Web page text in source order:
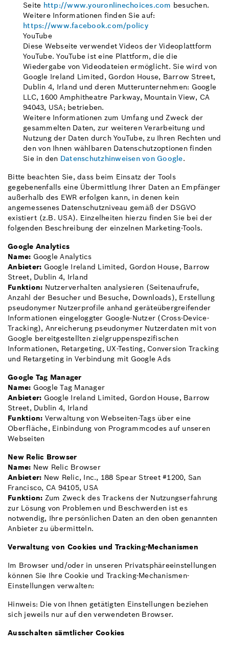
Seite http://www.youronlinechoices.com besuchen.
Weitere Informationen finden Sie auf:
https://www.facebook.com/policy
YouTube
Diese Webseite verwendet Videos der Videoplattform
YouTube. YouTube ist eine Plattform, die die
Wiedergabe von Videodateien ermöglicht. Sie wird von
Google Ireland Limited, Gordon House, Barrow Street,
Dublin 4, Irland und deren Mutterunternehmen: Google
LLC, 1600 Amphitheatre Parkway, Mountain View, CA
94043, USA; betrieben.
Weitere Informationen zum Umfang und Zweck der
gesammelten Daten, zur weiteren Verarbeitung und
Nutzung der Daten durch YouTube, zu Ihren Rechten und
den von Ihnen wählbaren Datenschutzoptionen finden
Sie in den Datenschutzhinweisen von Google.
Bitte beachten Sie, dass beim Einsatz der Tools
gegebenenfalls eine Übermittlung Ihrer Daten an Empfänger
außerhalb des EWR erfolgen kann, in denen kein
angemessenes Datenschutzniveau gemäß der DSGVO
existiert (z.B. USA). Einzelheiten hierzu finden Sie bei der
folgenden Beschreibung der einzelnen Marketing-Tools.
Google Analytics
Name: Google Analytics
Anbieter: Google Ireland Limited, Gordon House, Barrow
Street, Dublin 4, Irland
Funktion: Nutzerverhalten analysieren (Seitenaufrufe,
Anzahl der Besucher und Besuche, Downloads), Erstellung
pseudonymer Nutzerprofile anhand geräteübergreifender
Informationen eingeloggter Google-Nutzer (Cross-Device-
Tracking), Anreicherung pseudonymer Nutzerdaten mit von
Google bereitgestellten zielgruppenspezifischen
Informationen, Retargeting, UX-Testing, Conversion Tracking
und Retargeting in Verbindung mit Google Ads
Google Tag Manager
Name: Google Tag Manager
Anbieter: Google Ireland Limited, Gordon House, Barrow
Street, Dublin 4, Irland
Funktion: Verwaltung von Webseiten-Tags über eine
Oberfläche, Einbindung von Programmcodes auf unseren
Webseiten
New Relic Browser
Name: New Relic Browser
Anbieter: New Relic, Inc., 188 Spear Street #1200, San
Francisco, CA 94105, USA
Funktion: Zum Zweck des Trackens der Nutzungserfahrung
zur Lösung von Problemen und Beschwerden ist es
notwendig, Ihre persönlichen Daten an den oben genannten
Anbieter zu übermitteln.
Verwaltung von Cookies und Tracking-Mechanismen
Im Browser und/oder in unseren Privatsphäreeinstellungen
können Sie Ihre Cookie und Tracking-Mechanismen-
Einstellungen verwalten:
Hinweis: Die von Ihnen getätigten Einstellungen beziehen
sich jeweils nur auf den verwendeten Browser.
Ausschalten sämtlicher Cookies